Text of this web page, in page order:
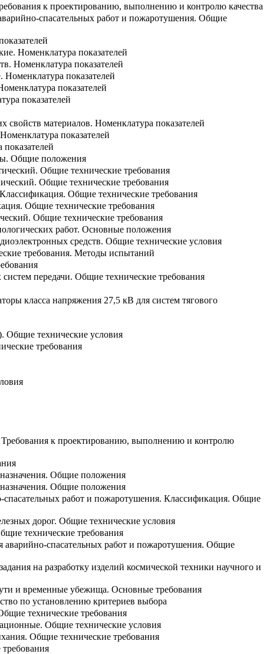
к проектированию, выполнению и контролю качества
спасательных работ и пожаротушения. Общие
Номенклатура показателей
Номенклатура показателей
показателей
показателей
показателей
материалов. Номенклатура показателей
показателей
Общие положения
Общие технические требования
Общие технические требования
Общие технические требования
Общие технические требования
Общие технические требования
работ. Основные положения
средств. Общие технические условия
требования. Методы испытаний
передачи. Общие технические требования
класса напряжения 27,5 кВ для систем тягового
Общие технические условия
требования
к проектированию, выполнению и контролю
Общие положения
Общие положения
работ и пожаротушения. Классификация. Общие
дорог. Общие технические условия
технические требования
аварийно-спасательных работ и пожаротушения. Общие
на разработку изделий космической техники научного и
и временные убежища. Основные требования
по установлению критериев выбора
технические требования
Общие технические условия
Общие технические требования